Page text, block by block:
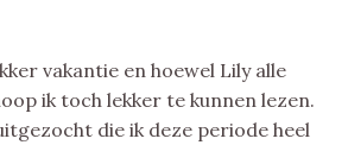
vakantie en hoewel Lily alle
ik toch lekker te kunnen lezen.
die ik deze periode heel